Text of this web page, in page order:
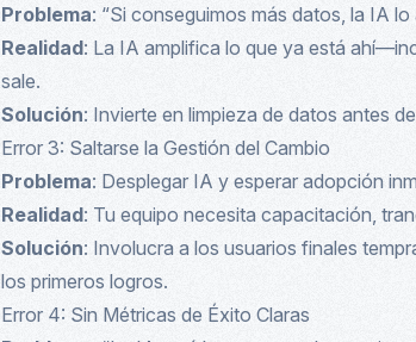
Problema: “Si conseguimos más datos, la IA lo
Realidad: La IA amplifica lo que ya está
sale.
Solución: Invierte en limpieza de datos antes
Error 3: Saltarse la Gestión del Cambio
Problema: Desplegar IA y esperar adopción
Realidad: Tu equipo necesita capacitación,
Solución: Involucra a los usuarios finales
los primeros logros.
Error 4: Sin Métricas de Éxito Claras